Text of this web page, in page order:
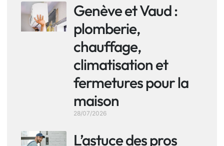
Genève et Vaud :
plomberie,
chauffage,
climatisation et
fermetures pour la
maison
28/07/2026
L’astuce des pros